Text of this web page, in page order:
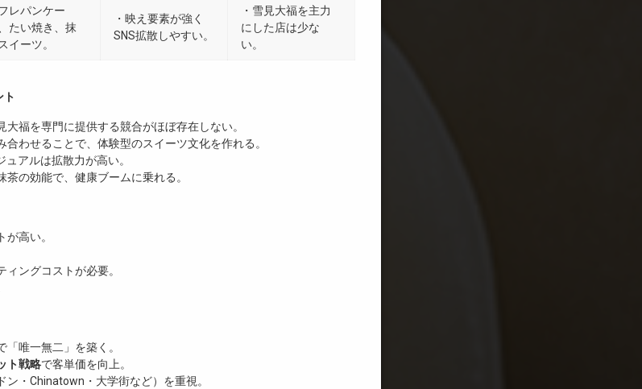
レパンケー
たい焼き、抹
イーツ。
・映え要素が強く
SNS拡散しやすい。
・雪見大福を主力
にした店は少な
い。
ト
大福を専門に提供する競合がほぼ存在しない。
合わせることで、体験型のスイーツ文化を作れる。
ュアルは拡散力が高い。
茶の効能で、健康ブームに乗れる。
高い。
ングコストが必要。
「唯一無二」を築く。
ト戦略で客単価を向上。
ン・Chinatown・大学街など）を重視。